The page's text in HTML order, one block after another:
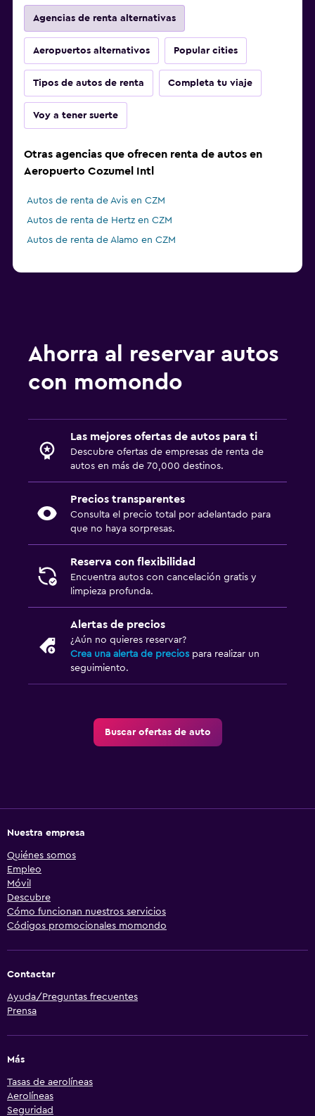
Agencias de renta alternativas
Aeropuertos alternativos Popular cities
Tipos de autos de renta Completa tu viaje
Voy a tener suerte
Otras agencias que ofrecen renta de autos en
Aeropuerto Cozumel Intl
Autos de renta de Avis en CZM
Autos de renta de Hertz en CZM
Autos de renta de Alamo en CZM
Ahorra al reservar autos
con momondo
Las mejores ofertas de autos para ti
Descubre ofertas de empresas de renta de
autos en más de 70,000 destinos.
Precios transparentes
Consulta el precio total por adelantado para
que no haya sorpresas.
Reserva con flexibilidad
Encuentra autos con cancelación gratis y
limpieza profunda.
Alertas de precios
¿Aún no quieres reservar?
Crea una alerta de precios para realizar un
seguimiento.
Buscar ofertas de auto
Nuestra empresa
Quiénes somos
Empleo
Móvil
Descubre
Cómo funcionan nuestros servicios
Códigos promocionales momondo
Contactar
Ayuda/Preguntas frecuentes
Prensa
Más
Tasas de aerolíneas
Aerolíneas
Seguridad